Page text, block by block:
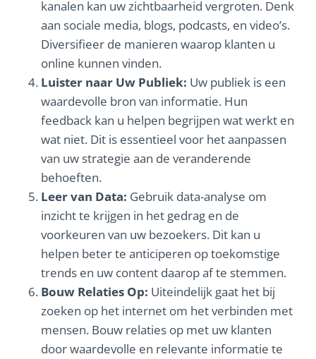
kanalen kan uw zichtbaarheid vergroten. Denk
aan sociale media, blogs, podcasts, en video’s.
Diversifieer de manieren waarop klanten u
online kunnen vinden.
Luister naar Uw Publiek: Uw publiek is een
waardevolle bron van informatie. Hun
feedback kan u helpen begrijpen wat werkt en
wat niet. Dit is essentieel voor het aanpassen
van uw strategie aan de veranderende
behoeften.
Leer van Data: Gebruik data-analyse om
inzicht te krijgen in het gedrag en de
voorkeuren van uw bezoekers. Dit kan u
helpen beter te anticiperen op toekomstige
trends en uw content daarop af te stemmen.
Bouw Relaties Op: Uiteindelijk gaat het bij
zoeken op het internet om het verbinden met
mensen. Bouw relaties op met uw klanten
door waardevolle en relevante informatie te